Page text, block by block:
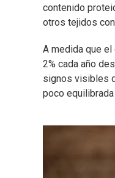
contenido
otros tejidos
A medida que el
2% cada año
signos visibles
poco